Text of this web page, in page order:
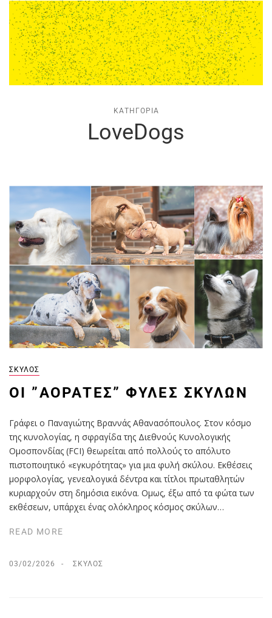
ΚΑΤΗΓΟΡΊΑ
LoveDogs
ΣΚΎΛΟΣ
ΟΙ ”AΌΡΑΤΕΣ” ΦΥΛΈΣ ΣΚΎΛΩΝ
Γράφει ο Παναγιώτης Βραννάς Αθανασόπουλος. Στον κόσμο
της κυνολογίας, η σφραγίδα της Διεθνούς Κυνολογικής
Ομοσπονδίας (FCI) θεωρείται από πολλούς το απόλυτο
πιστοποιητικό «εγκυρότητας» για μια φυλή σκύλου. Εκθέσεις
μορφολογίας, γενεαλογικά δέντρα και τίτλοι πρωταθλητών
κυριαρχούν στη δημόσια εικόνα. Ομως, έξω από τα φώτα των
εκθέσεων, υπάρχει ένας ολόκληρος κόσμος σκύλων…
READ MORE
03/02/2026 ΣΚΎΛΟΣ